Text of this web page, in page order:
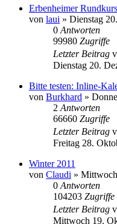
Erbenheimer
von laui » Dienstag
0 Antworten
99980 Zugriffe
Letzter Beitrag
Dienstag 20.
Bitte testen: Inline-
von Burkhard »
2 Antworten
66660 Zugriffe
Letzter Beitrag
Freitag 28.
Winter 2011
von Claudi »
0 Antworten
104203 Zugriffe
Letzter Beitrag
Mittwoch 19.